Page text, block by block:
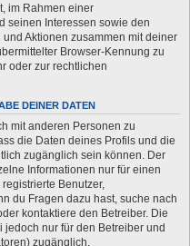
im Rahmen einer
seinen Interessen sowie den
Aktionen zusammen mit deiner
Browser-Kennung zu
oder zur rechtlichen
DEINER DATEN
mit anderen Personen zu
die Daten deines Profils und die
zugänglich sein können. Der
Informationen nur für einen
Benutzer,
du Fragen dazu hast, suche nach
kontaktiere den Betreiber. Die
nur für den Betreiber und
zugänglich.